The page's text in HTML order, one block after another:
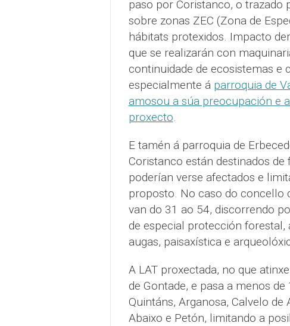
paso por Coristanco, o
sobre zonas ZEC (Zona de
hábitats protexidos. Impacto
que se realizarán con
continuidade de ecosistemas e
especialmente á parroquia de
amosou a súa preocupación e
proxecto.
E tamén á parroquia de
Coristanco están destinados
poderían verse afectados e
proposto. No caso do concello
van do 31 ao 54, discorrendo
de especial protección forestal,
augas, paisaxística e
A LAT proxectada, no que
de Gontade, e pasa a menos
Quintáns, Arganosa, Calvelo de
Abaixo e Petón, limitando a